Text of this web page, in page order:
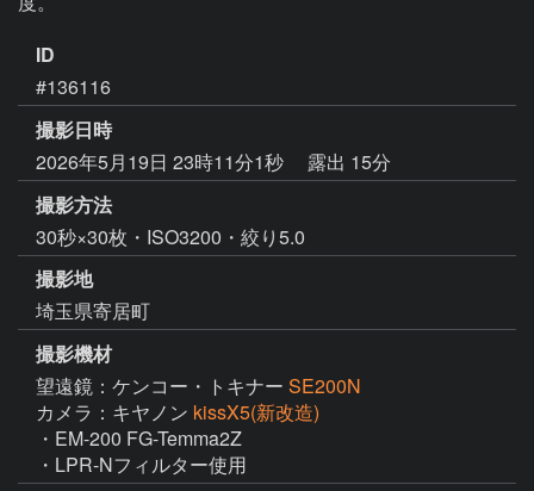
ID
#136116
撮影日時
2026年5月19日 23時11分1秒
露出 15分
撮影方法
30秒×30枚・ISO3200・絞り5.0
撮影地
埼玉県寄居町
撮影機材
望遠鏡：ケンコー・トキナー SE200N
カメラ：キヤノン kissX5(新改造)
・EM-200 FG-Temma2Z
・LPR-Nフィルター使用